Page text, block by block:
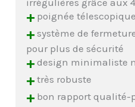
irrégulières grâce aux
+ poignée
+ système de
pour plus de sécurité
+ design minimaliste
+ très robuste
+ bon rapport qualité-